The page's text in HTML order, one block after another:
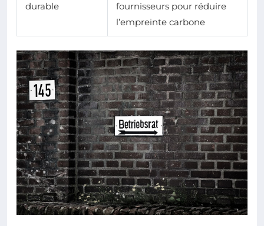
durable
fournisseurs pour réduire
l’empreinte carbone